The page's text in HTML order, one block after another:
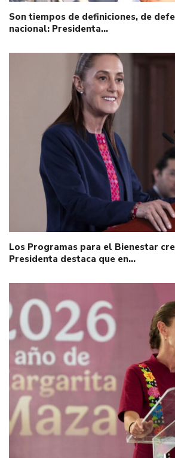
Son tiempos de definiciones, de
nacional: Presidenta…
Los Programas para el Bienestar
Presidenta destaca que en…